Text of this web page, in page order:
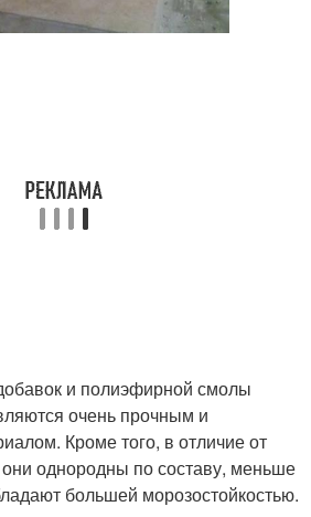
и полиэфирной смолы
очень прочным и
Кроме того, в отличие от
они однородны по составу, меньше
большей морозостойкостью.